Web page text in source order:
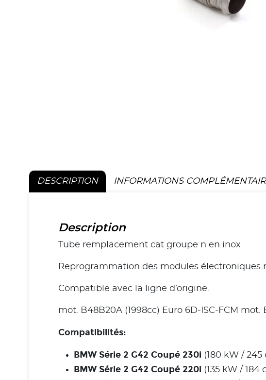
DESCRIPTION INFORMATIONS
Description
Tube remplacement cat groupe n en inox
Reprogrammation des modules électroniques
Compatible avec la ligne d’origine.
mot. B48B20A (1998cc) Euro 6D-ISC-FCM mot.
Compatibilités:
BMW Série 2 G42 Coupé 230i (180 kW /
BMW Série 2 G42 Coupé 220i (135 kW / 184